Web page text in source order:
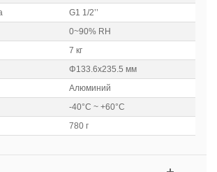
G1 1/2’’
0~90% RH
7 кг
Φ133.6x235.5 мм
Алюминий
-40°C ~ +60°C
780 г